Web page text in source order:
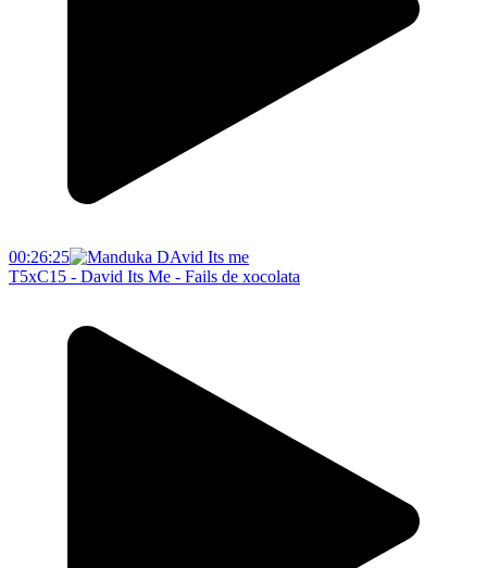
00:26:25
T5xC15 - David Its Me - Fails de xocolata